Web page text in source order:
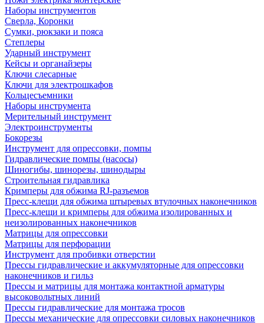
Наборы инструментов
Сверла, Коронки
Сумки, рюкзаки и пояса
Степлеры
Ударный инструмент
Кейсы и органайзеры
Ключи слесарные
Ключи для электрошкафов
Кольцесъемники
Наборы инструмента
Мерительный инструмент
Электроинструменты
Бокорезы
Инструмент для опрессовки, помпы
Гидравлические помпы (насосы)
Шиногибы, шинорезы, шинодыры
Строительная гидравлика
Кримперы для обжима RJ-разъемов
Пресс-клещи для обжима штыревых втулочных наконечников
Пресс-клещи и кримперы для обжима изолированных и
неизолированных наконечников
Матрицы для опрессовки
Матрицы для перфорации
Инструмент для пробивки отверстии
Прессы гидравлические и аккумуляторные для опрессовки
наконечников и гильз
Прессы и матрицы для монтажа контактной арматуры
высоковольтных линий
Прессы гидравлические для монтажа тросов
Прессы механические для опрессовки силовых наконечников